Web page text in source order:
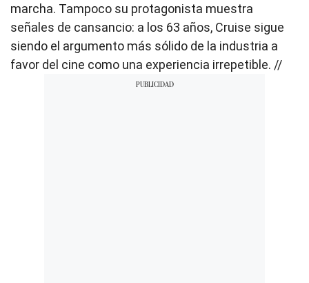
marcha. Tampoco su protagonista muestra
señales de cansancio: a los 63 años, Cruise sigue
siendo el argumento más sólido de la industria a
favor del cine como una experiencia irrepetible. //